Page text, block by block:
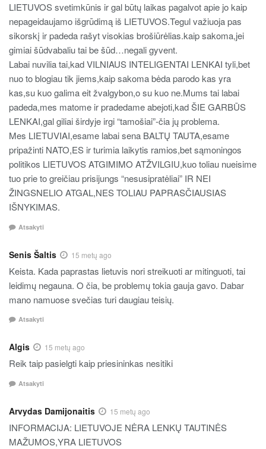
LIETUVOS svetimkūnis ir gal būtų laikas pagalvot apie jo kaip
nepageidaujamo išgrūdimą iš LIETUVOS.Tegul važiuoja pas
sikorskį ir padeda rašyt visokias brošiūrėlias.kaip sakoma,jei
gimiai šūdvabaliu tai be šūd…negali gyvent.
Labai nuvilia tai,kad VILNIAUS INTELIGENTAI LENKAI tyli,bet
nuo to blogiau tik jiems,kaip sakoma bėda parodo kas yra
kas,su kuo galima eit žvalgybon,o su kuo ne.Mums tai labai
padeda,mes matome ir pradedame abejoti,kad ŠIE GARBŪS
LENKAI,gal giliai širdyje irgi “tamošiai”-čia jų problema.
Mes LIETUVIAI,esame labai sena BALTŲ TAUTA,esame
pripažinti NATO,ES ir turimia laikytis ramios,bet sąmoningos
politikos LIETUVOS ATGIMIMO ATŽVILGIU,kuo toliau nueisime
tuo prie to greičiau prisijungs “nesusipratėliai” IR NEI
ŽINGSNELIO ATGAL,NES TOLIAU PAPRASČIAUSIAS
IŠNYKIMAS.
Atsakyti
Senis Šaltis 15 metų ago
Keista. Kada paprastas lietuvis nori streikuoti ar mitinguoti, tai
leidimų negauna. O čia, be problemų tokia gauja gavo. Dabar
mano namuose svečias turi daugiau teisių.
Atsakyti
Algis 15 metų ago
Reik taip pasielgti kaip priesininkas nesitiki
Atsakyti
Arvydas Damijonaitis 15 metų ago
INFORMACIJA: LIETUVOJE NĖRA LENKŲ TAUTINĖS
MAŽUMOS,YRA LIETUVOS